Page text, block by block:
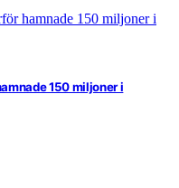
150 miljoner i